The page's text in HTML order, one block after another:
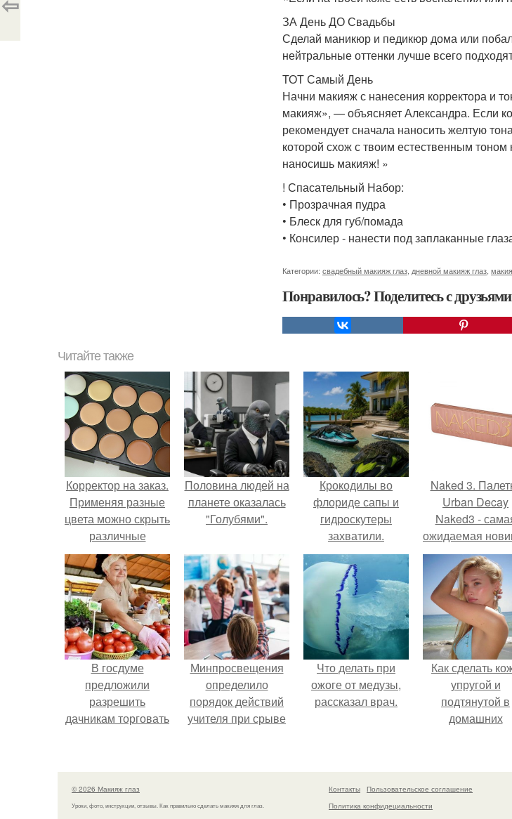
ЗА День ДО Свадьбы
Сделай маникюр и педикюр дома или
нейтральные оттенки лучше всего
ТОТ Самый День
Начни макияж с нанесения корректора и
макияж», — объясняет Александра. Если
рекомендует сначала наносить желтую
которой схож с твоим естественным
наносишь макияж! »
! Спасательный Набор:
• Прозрачная пудра
• Блеск для губ/помада
• Консилер - нанести под заплаканные
Категории: свадебный макияж глаз дневной макияж глаз
Понравилось? Поделитесь с
Читайте также
Корректор на заказ.
Применяя разные
цвета можно скрыть
различные
дефекты кожи.
Половина людей на
планете оказалась
"Голубями".
Крокодилы во
флориде сапы и
гидроскутеры
захватили.
Naked 3.
Urban Decay
Naked3 -
ожидаемая
сезона.
В госдуме
предложили
разрешить
дачникам торговать
в людных местах.
Минпросвещения
определило
порядок действий
учителя при срыве
Что делать при
ожоге от медузы,
рассказал врач.
Как сделать
упругой и
подтянутой в
домашних
© 2026 Макияж глаз
Уроки, фото, инструкции, отзывы. Как правильно сделать макияж для глаз.
Контакты
Пользовательское соглашение
Политика конфидециальности